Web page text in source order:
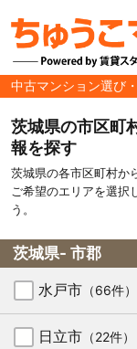
中古マンション選び
茨城県の市区町
報を探す
茨城県の各市区町村か
ご希望のエリアを選択
う。
茨城県- 市郡
水戸市 （66件）
日立市 （22件）